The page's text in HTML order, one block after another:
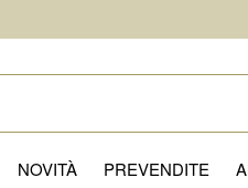
NOVITÀ PREVENDITE